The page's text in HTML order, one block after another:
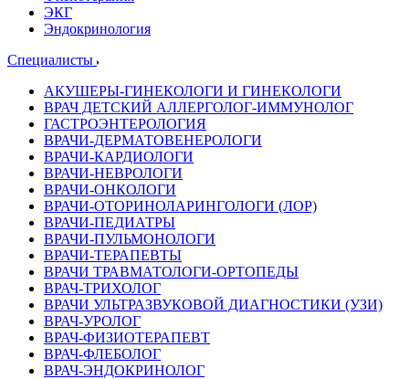
ЭКГ
Эндокринология
Специалисты
АКУШЕРЫ-ГИНЕКОЛОГИ И ГИНЕКОЛОГИ
ВРАЧ ДЕТСКИЙ АЛЛЕРГОЛОГ-ИММУНОЛОГ
ГАСТРОЭНТЕРОЛОГИЯ
ВРАЧИ-ДЕРМАТОВЕНЕРОЛОГИ
ВРАЧИ-КАРДИОЛОГИ
ВРАЧИ-НЕВРОЛОГИ
ВРАЧИ-ОНКОЛОГИ
ВРАЧИ-ОТОРИНОЛАРИНГОЛОГИ (ЛОР)
ВРАЧИ-ПЕДИАТРЫ
ВРАЧИ-ПУЛЬМОНОЛОГИ
ВРАЧИ-ТЕРАПЕВТЫ
ВРАЧИ ТРАВМАТОЛОГИ-ОРТОПЕДЫ
ВРАЧ-ТРИХОЛОГ
ВРАЧИ УЛЬТРАЗВУКОВОЙ ДИАГНОСТИКИ (УЗИ)
ВРАЧ-УРОЛОГ
ВРАЧ-ФИЗИОТЕРАПЕВТ
ВРАЧ-ФЛЕБОЛОГ
ВРАЧ-ЭНДОКРИНОЛОГ